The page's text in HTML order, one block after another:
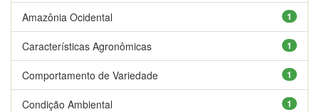
1
Amazônia Ocidental
1
Características Agronômicas
1
Comportamento de Variedade
1
Condição Ambiental